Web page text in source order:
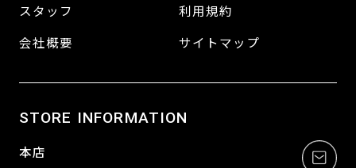
スタッフ
会社概要
利用規約
サイトマップ
STORE INFORMATION
本店